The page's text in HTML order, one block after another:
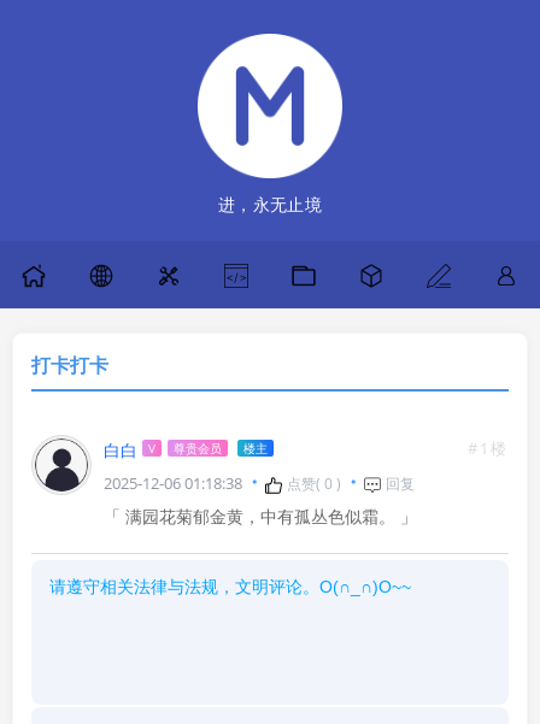
进，永无止境
打卡打卡
白白 V 尊贵会员 楼主
#1楼
2025-12-06 01:18:38
点赞( 0 ) 回复
「 满园花菊郁金黄，中有孤丛色似霜。 」